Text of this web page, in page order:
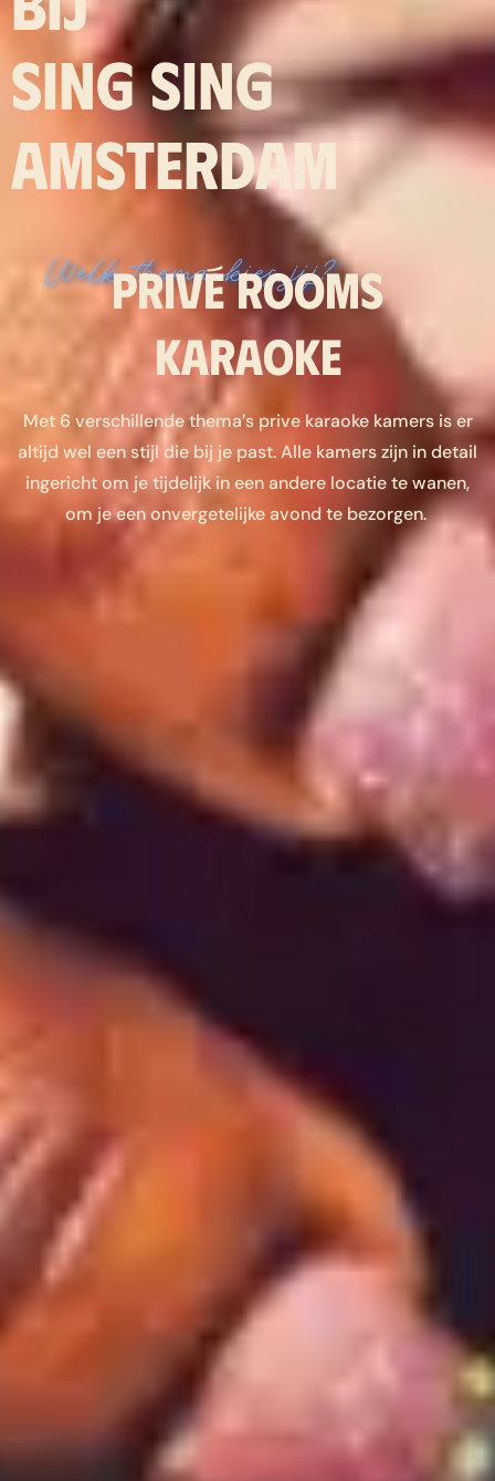
SING SING
AMSTERDAM
Welk thema kies jij?
privé rooms
karaoke
Met 6 verschillende thema’s prive karaoke kamers is er
altijd wel een stijl die bij je past. Alle kamers zijn in detail
ingericht om je tijdelijk in een andere locatie te wanen,
om je een onvergetelijke avond te bezorgen.